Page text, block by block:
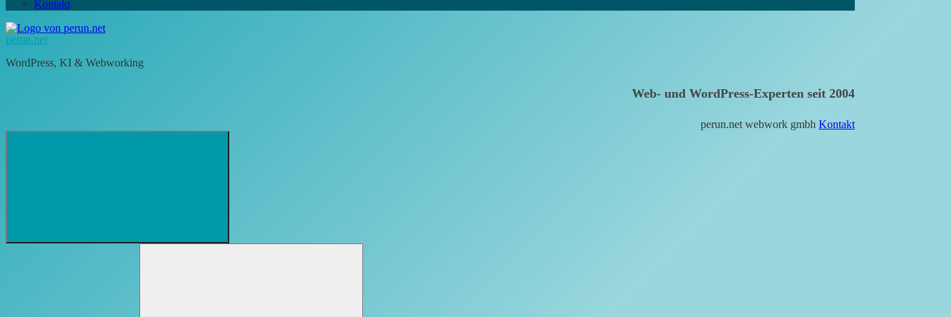
Kontakt
perun.net
WordPress, KI & Webworking
Web- und WordPress-Experten seit 2004
perun.net webwork gmbh Kontakt
Suchformular